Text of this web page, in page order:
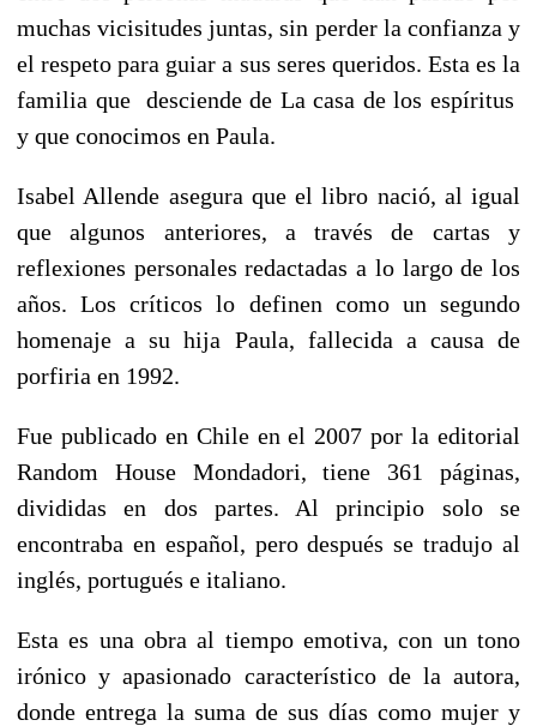
muchas vicisitudes juntas, sin perder la confianza y
el respeto para guiar a sus seres queridos. Esta es la
familia que desciende de La casa de los espíritus
y que conocimos en Paula.
Isabel Allende asegura que el libro nació, al igual
que algunos anteriores, a través de cartas y
reflexiones personales redactadas a lo largo de los
años. Los críticos lo definen como un segundo
homenaje a su hija Paula, fallecida a causa de
porfiria en 1992.
Fue publicado en Chile en el 2007 por la editorial
Random House Mondadori, tiene 361 páginas,
divididas en dos partes. Al principio solo se
encontraba en español, pero después se tradujo al
inglés, portugués e italiano.
Esta es una obra al tiempo emotiva, con un tono
irónico y apasionado característico de la autora,
donde entrega la suma de sus días como mujer y